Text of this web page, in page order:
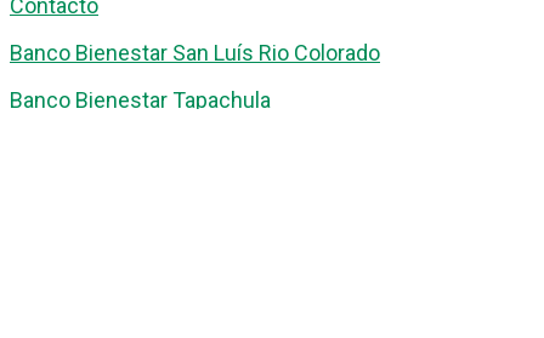
Contacto
Banco Bienestar San Luís Rio Colorado
Banco Bienestar Tapachula